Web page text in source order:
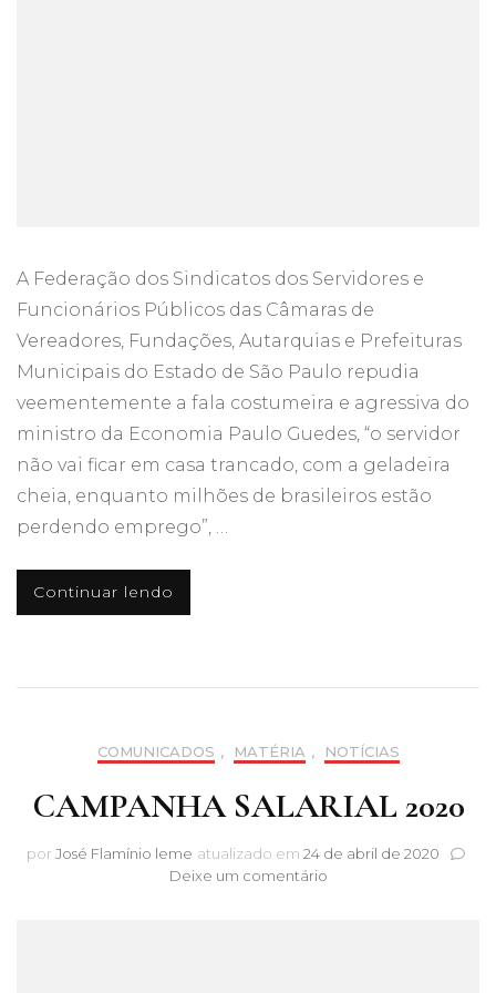
A Federação dos Sindicatos dos Servidores e
Funcionários Públicos das Câmaras de
Vereadores, Fundações, Autarquias e Prefeituras
Municipais do Estado de São Paulo repudia
veementemente a fala costumeira e agressiva do
ministro da Economia Paulo Guedes, “o servidor
não vai ficar em casa trancado, com a geladeira
cheia, enquanto milhões de brasileiros estão
perdendo emprego”, …
Continuar lendo
COMUNICADOS , MATÉRIA , NOTÍCIAS
CAMPANHA SALARIAL 2020
por José Flamínio leme atualizado em 24 de abril de 2020
Deixe um comentárioem